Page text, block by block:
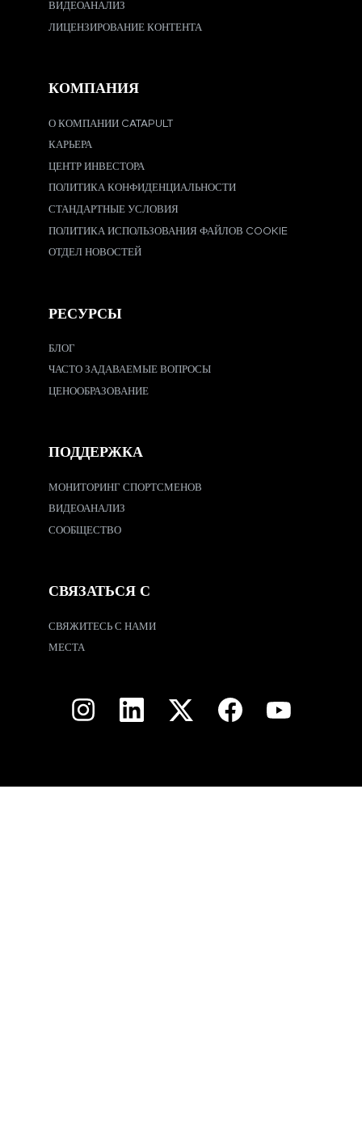
ВИДЕОАНАЛИЗ
ЛИЦЕНЗИРОВАНИЕ КОНТЕНТА
КОМПАНИЯ
О КОМПАНИИ CATAPULT
КАРЬЕРА
ЦЕНТР ИНВЕСТОРА
ПОЛИТИКА КОНФИДЕНЦИАЛЬНОСТИ
СТАНДАРТНЫЕ УСЛОВИЯ
ПОЛИТИКА ИСПОЛЬЗОВАНИЯ ФАЙЛОВ COOKIE
ОТДЕЛ НОВОСТЕЙ
РЕСУРСЫ
БЛОГ
ЧАСТО ЗАДАВАЕМЫЕ ВОПРОСЫ
ЦЕНООБРАЗОВАНИЕ
ПОДДЕРЖКА
МОНИТОРИНГ СПОРТСМЕНОВ
ВИДЕОАНАЛИЗ
СООБЩЕСТВО
СВЯЗАТЬСЯ С
СВЯЖИТЕСЬ С НАМИ
МЕСТА